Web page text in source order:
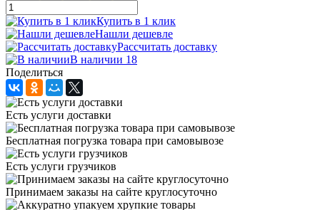
Купить в 1 клик
Нашли дешевле
Рассчитать доставку
В наличии 18
Поделиться
Есть услуги доставки
Бесплатная погрузка товара при самовывозе
Есть услуги грузчиков
Принимаем заказы на сайте круглосуточно